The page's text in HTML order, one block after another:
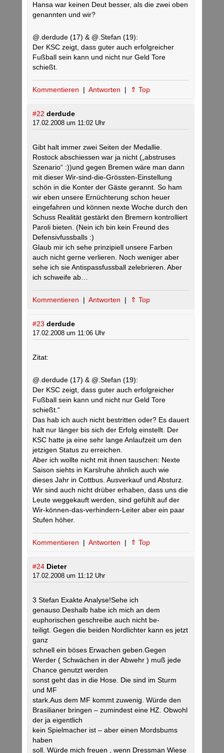
Hansa war keinen Deut besser, als die zwei oben
genannten und wir?
@.derdude (17) & @.Stefan (19):
Der KSC zeigt, dass guter auch erfolgreicher
Fußball sein kann und nicht nur Geld Tore
schießt.
Kommentieren | Antworten | ⇑ Top
#22 derdude
17.02.2008 um 11:02 Uhr
Gibt halt immer zwei Seiten der Medallie.
Rostock abschiessen war ja nicht („abstruses
Szenario“ :))und gegen Bremen wäre man dann
mit dieser Wir-sind-die-Grössten-Einstellung
schön in die Konter der Gäste gerannt. So ham
wir eben unsere Ernüchterung schon heuer
eingefahren und können nexte Woche durch den
Schuss Realität gestärkt den Bremern kontrolliert
Paroli bieten. (Nein ich bin kein Freund des
Defensivfussballs :)
Glaub mir ich sehe prinzipiell unsere Farben
auch nicht gerne verlieren. Noch weniger aber
sehe ich sie Antispassfussball zelebrieren. Aber
ich schweife ab…
Kommentieren | Antworten | ⇑ Top
#23 derdude
17.02.2008 um 11:06 Uhr
Zitat:
@.derdude (17) & @.Stefan (19):
Der KSC zeigt, dass guter auch erfolgreicher
Fußball sein kann und nicht nur Geld Tore
schießt.“
Das hab ich auch nicht bestritten oder? Es dauert
halt nur länger bis sich der Erfolg einstellt. Der
KSC hatte ja eine sehr lange Anlaufzeit um den
jetzigen Status zu erreichen.
Aber ich wollte nicht mit ihnen tauschen: Nexte
Saison siehts in Karslruhe ähnlich auch wie
dieses Jahr in Cottbus. Ausverkauf und Absturz.
Wir sind auch nicht drüber erhaben, dass uns die
Leute weggekauft werden, sind gefühlt auf der
Wir-können-das-verhindern-Leiter aber ein paar
Stufen höher.
Kommentieren | Antworten | ⇑ Top
#24 Dieter
17.02.2008 um 11:12 Uhr
3 Stefan Exakte Analyse!Sehe ich
genauso.Deshalb habe ich mich an dem
euphorischen geschreibe auch nicht be-
teiligt. Gegen die beiden Nordlichter kann es jetzt
ganz
schnell ein böses Erwachen geben.Gegen
Werder ( Schwächen in der Abwehr ) muß jede
Chance genutzt werden
sonst geht das in die Hose. Die sind im Sturm
und MF
stark.Aus dem MF kommt zuwenig. Würde den
Brasilianer bringen – zumindest eine HZ. Obwohl
der ja eigentlich
kein Spielmacher ist – aber einen Mordsbums
haben
soll. Würde mich freuen , wenn Dressman Wiese